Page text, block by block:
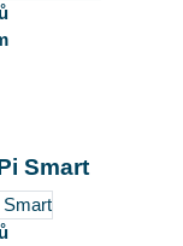
Smart